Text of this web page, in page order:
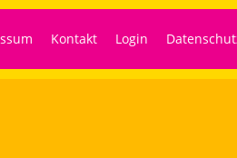
Kontakt Login